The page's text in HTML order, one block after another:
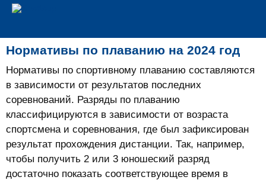
Нормативы по плаванию на 2024 год
Нормативы по спортивному плаванию составляются
в зависимости от результатов последних
соревнований. Разряды по плаванию
классифицируются в зависимости от возраста
спортсмена и соревнования, где был зафиксирован
результат прохождения дистанции. Так, например,
чтобы получить 2 или 3 юношеский разряд
достаточно показать соответствующее время в